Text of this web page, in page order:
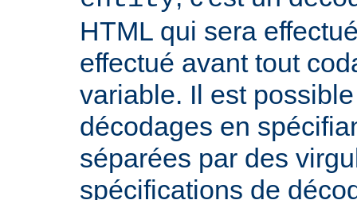
HTML qui sera
effectué avant tout
variable. Il est
décodages en
séparées par des
spécifications de